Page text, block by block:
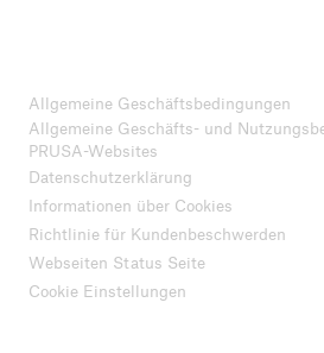
Allgemeine Geschäftsbedingungen
Allgemeine Geschäfts- und
PRUSA-Websites
Datenschutzerklärung
Informationen über Cookies
Richtlinie für Kundenbeschwerden
Webseiten Status Seite
Cookie Einstellungen